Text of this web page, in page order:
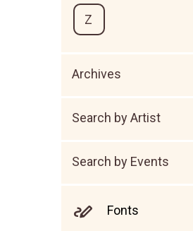
Z
Archives
Search by Artist
Search by Events
Fonts